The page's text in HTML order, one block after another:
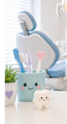
hvězdiček.